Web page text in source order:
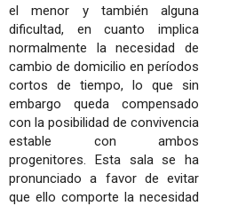
el menor y también alguna
dificultad, en cuanto implica
normalmente la necesidad de
cambio de domicilio en períodos
cortos de tiempo, lo que sin
embargo queda compensado
con la posibilidad de convivencia
estable con ambos
progenitores. Esta sala se ha
pronunciado a favor de evitar
que ello comporte la necesidad